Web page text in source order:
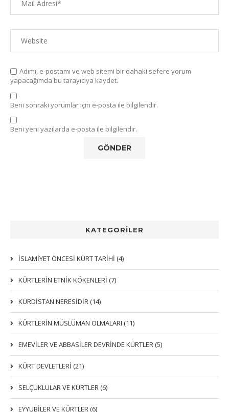
Adımı, e-postamı ve web sitemi bir dahaki sefere yorum
yapacağımda bu tarayıcıya kaydet.
Beni sonraki yorumlar için e-posta ile bilgilendir.
Beni yeni yazılarda e-posta ile bilgilendir.
KATEGORİLER
İSLAMİYET ÖNCESİ KÜRT TARİHİ (4)
KÜRTLERIN ETNIK KÖKENLERI (7)
KÜRDİSTAN NERESİDİR (14)
KÜRTLERİN MÜSLÜMAN OLMALARI (11)
EMEVİLER VE ABBASİLER DEVRİNDE KÜRTLER (5)
KÜRT DEVLETLERİ (21)
SELÇUKLULAR VE KÜRTLER (6)
EYYUBİLER VE KÜRTLER (6)